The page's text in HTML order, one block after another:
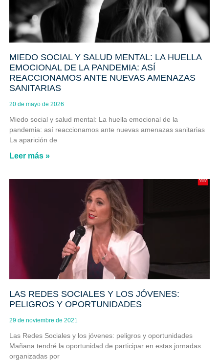
MIEDO SOCIAL Y SALUD MENTAL: LA HUELLA
EMOCIONAL DE LA PANDEMIA: ASÍ
REACCIONAMOS ANTE NUEVAS AMENAZAS
SANITARIAS
20 de mayo de 2026
Miedo social y salud mental: La huella emocional de la
pandemia: así reaccionamos ante nuevas amenazas sanitarias
La aparición de
Leer más »
LAS REDES SOCIALES Y LOS JÓVENES:
PELIGROS Y OPORTUNIDADES
29 de noviembre de 2021
Las Redes Sociales y los jóvenes: peligros y oportunidades
Mañana tendré la oportunidad de participar en estas jornadas
organizadas por